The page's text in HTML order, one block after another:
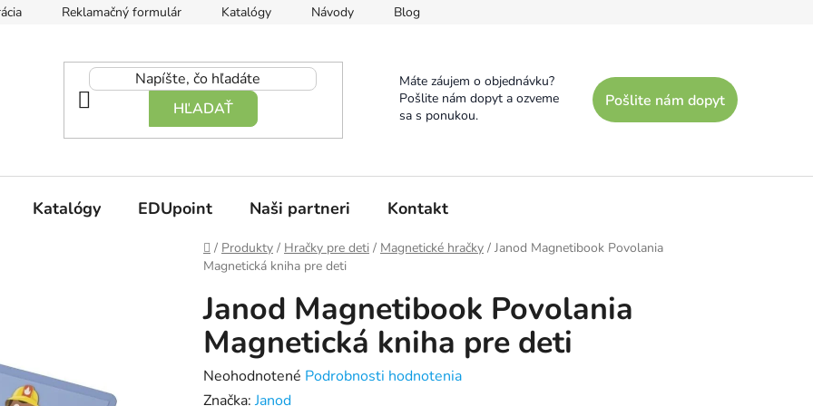
Reklamačný formulár Katalógy Návody Blog
HĽADAŤ
Máte záujem o objednávku?
Pošlite nám dopyt a ozveme
sa s ponukou.
Pošlite nám dopyt
Katalógy EDUpoint Naši partneri Kontakt
Domov
/ Produkty / Hračky pre deti / Magnetické hračky / Janod Magnetibook Povolania
Magnetická kniha pre deti
Janod Magnetibook Povolania
Magnetická kniha pre deti
Priemerné
hodnotenie
Neohodnotené Podrobnosti hodnotenia
Značka: Janod